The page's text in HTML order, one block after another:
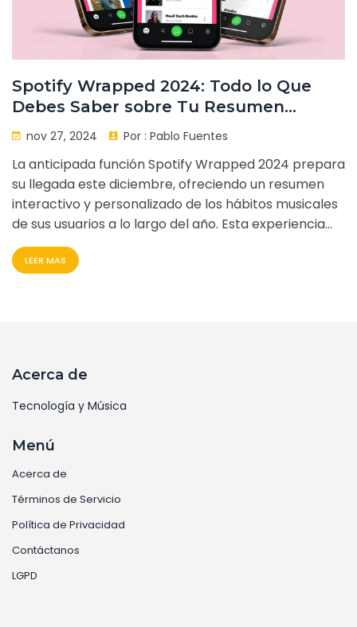
Spotify Wrapped 2024: Todo lo Que
Debes Saber sobre Tu Resumen
Musical Personalizado
nov 27, 2024 Por : Pablo Fuentes
La anticipada función Spotify Wrapped 2024 prepara
su llegada este diciembre, ofreciendo un resumen
interactivo y personalizado de los hábitos musicales
de sus usuarios a lo largo del año. Esta experiencia
emblemática incluirá las principales canciones,
artistas y géneros escuchados desde el 1 de enero
LEER MAS
Acerca de
Tecnología y Música
Menú
Acerca de
Términos de Servicio
Política de Privacidad
Contáctanos
LGPD